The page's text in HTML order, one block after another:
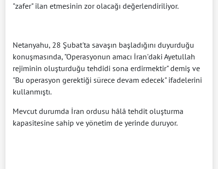
"zafer" ilan etmesinin zor olacağı değerlendiriliyor.
Netanyahu, 28 Şubat'ta savaşın başladığını duyurduğu
konuşmasında, "Operasyonun amacı İran'daki Ayetullah
rejiminin oluşturduğu tehdidi sona erdirmektir" demiş ve
"Bu operasyon gerektiği sürece devam edecek" ifadelerini
kullanmıştı.
Mevcut durumda İran ordusu hâlâ tehdit oluşturma
kapasitesine sahip ve yönetim de yerinde duruyor.